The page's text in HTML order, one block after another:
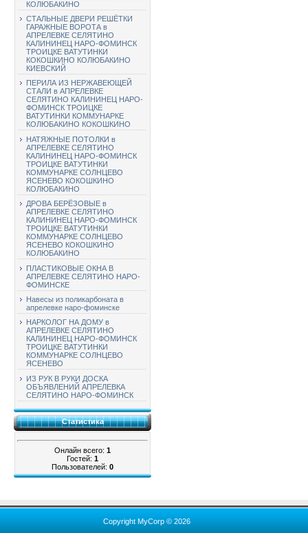
КОЛЮБАКИНО
СТАЛЬНЫЕ ДВЕРИ РЕШЁТКИ
ГАРАЖНЫЕ ВОРОТА в
АПРЕЛЕВКЕ СЕЛЯТИНО
КАЛИНИНЕЦ НАРО-ФОМИНСК
ТРОИЦКЕ ВАТУТИНКИ
КОКОШКИНО КОЛЮБАКИНО
КИЕВСКИЙ
ПЕРИЛА ИЗ НЕРЖАВЕЮЩЕЙ
СТАЛИ в АПРЕЛЕВКЕ
СЕЛЯТИНО КАЛИНИНЕЦ НАРО-
ФОМИНСК ТРОИЦКЕ
ВАТУТИНКИ КОММУНАРКЕ
КОЛЮБАКИНО КОКОШКИНО
НАТЯЖНЫЕ ПОТОЛКИ в
АПРЕЛЕВКЕ СЕЛЯТИНО
КАЛИНИНЕЦ НАРО-ФОМИНСК
ТРОИЦКЕ ВАТУТИНКИ
КОММУНАРКЕ СОЛНЦЕВО
ЯСЕНЕВО КОКОШКИНО
КОЛЮБАКИНО
ДРОВА БЕРЁЗОВЫЕ в
АПРЕЛЕВКЕ СЕЛЯТИНО
КАЛИНИНЕЦ НАРО-ФОМИНСК
ТРОИЦКЕ ВАТУТИНКИ
КОММУНАРКЕ СОЛНЦЕВО
ЯСЕНЕВО КОКОШКИНО
КОЛЮБАКИНО
ПЛАСТИКОВЫЕ ОКНА В
АПРЕЛЕВКЕ СЕЛЯТИНО НАРО-
ФОМИНСКЕ
Навесы из поликарбоната в
апрелевке наро-фоминске
НАРКОЛОГ НА ДОМУ в
АПРЕЛЕВКЕ СЕЛЯТИНО
КАЛИНИНЕЦ НАРО-ФОМИНСК
ТРОИЦКЕ ВАТУТИНКИ
КОММУНАРКЕ СОЛНЦЕВО
ЯСЕНЕВО
ИЗ РУК В РУКИ ДОСКА
ОБЪЯВЛЕНИЙ АПРЕЛЕВКА
СЕЛЯТИНО НАРО-ФОМИНСК
Статистика
Онлайн всего: 1
Гостей: 1
Пользователей: 0
Copyright MyCorp © 2026